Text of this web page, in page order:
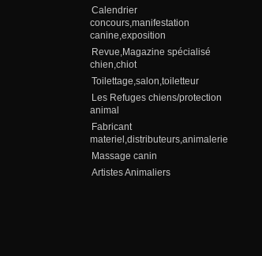
Calendrier
concours,manifestation
canine,exposition
Revue,Magazine spécialisé
chien,chiot
Toilettage,salon,toiletteur
Les Refuges chiens/protection
animal
Fabricant
materiel,distributeurs,animalerie
Massage canin
Artistes Animaliers